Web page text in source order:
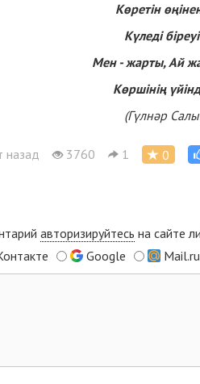
Көретін
Күледі
Мен - жарты, Ай
Көршінің
(Гүлнәр
назад 3760 1 0
авторизируйтесь на сайте
Google Mail.ru